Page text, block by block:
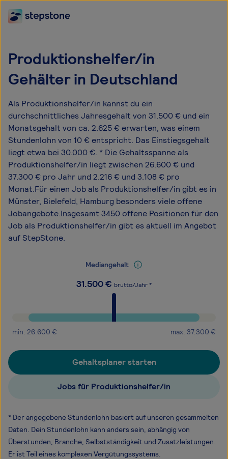
Produktionshelfer/in
Gehälter in Deutschland
Als Produktionshelfer/in kannst du ein
durchschnittliches Jahresgehalt von 31.500 € und ein
Monatsgehalt von ca. 2.625 € erwarten, was einem
Stundenlohn von 10 € entspricht. Das Einstiegsgehalt
liegt etwa bei 30.000 €. * Die Gehaltsspanne als
Produktionshelfer/in liegt zwischen 26.600 € und
37.300 € pro Jahr und 2.216 € und 3.108 € pro
Monat.Für einen Job als Produktionshelfer/in gibt es in
Münster, Bielefeld, Hamburg besonders viele offene
Jobangebote.Insgesamt 3450 offene Positionen für den
Job als Produktionshelfer/in gibt es aktuell im Angebot
auf StepStone.
Mediangehalt
31.500€ brutto/Jahr *
min. 26.600 € max. 37.300 €
Gehaltsplaner starten
Jobs für Produktionshelfer/in
* Der angegebene Stundenlohn basiert auf unseren gesammelten
Daten. Dein Stundenlohn kann anders sein, abhängig von
Überstunden, Branche, Selbstständigkeit und Zusatzleistungen.
Er ist Teil eines komplexen Vergütungssystems.